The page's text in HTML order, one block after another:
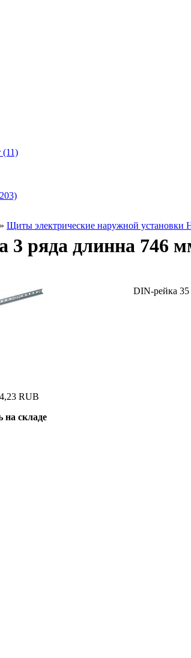
(11)
Щиты электрические наружной установки
3 ряда длинна 746
RUB
на складе
DIN-рейка